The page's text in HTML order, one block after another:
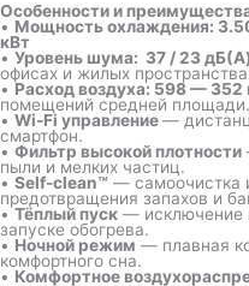
Особенности и
• Мощность охлаждения:
кВт
• Уровень шума: 37 / 23
офисах и жилых
• Расход воздуха: 598 — 352
помещений средней площади.
• Wi-Fi управление—
смартфон.
• Фильтр высокой плотности
пыли и мелких частиц.
• Self-clean™ — самоочистка
предотвращения запахов и
•Тёплый пуск — исключение
запуске обогрева.
• Ночной режим — плавная
комфортного сна.
• Комфортное